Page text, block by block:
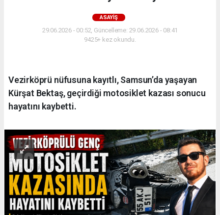
ASAYIŞ
29.06.2026 - 00:52, Güncelleme: 29.06.2026 - 08:41
9425+ kez okundu.
Vezirköprü nüfusuna kayıtlı, Samsun’da yaşayan
Kürşat Bektaş, geçirdiği motosiklet kazası sonucu
hayatını kaybetti.